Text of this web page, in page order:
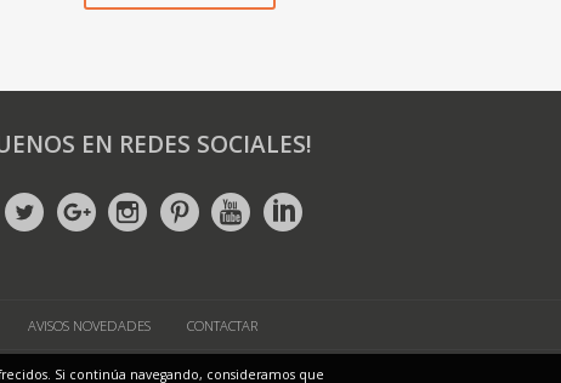
EN REDES SOCIALES!
AVISOS NOVEDADES CONTACTAR
Si continúa navegando, consideramos que